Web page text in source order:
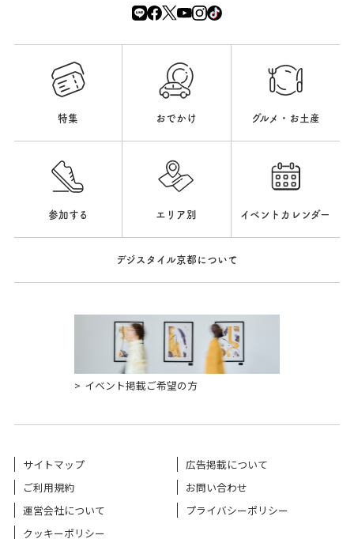
特集 おでかけ グルメ・お土産
参加する エリア別 イベントカレンダー
デジスタイル京都について
イベント掲載ご希望の方
サイトマップ
広告掲載について
ご利用規約
お問い合わせ
運営会社について
プライバシーポリシー
クッキーポリシー